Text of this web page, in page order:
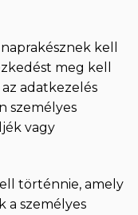
kell
meg kell
adatkezelés
személyes
vagy
történnie, amely
a személyes